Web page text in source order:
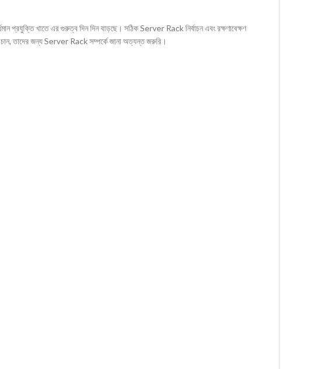
প্রযুক্তি খাতে এর গুরুত্ব দিন দিন বাড়ছে। সঠিক Server Rack নির্বাচন এবং রক্ষণাবেক্ষণ
চান, তাদের জন্য Server Rack সম্পর্কে জানা অত্যন্ত জরুরি।